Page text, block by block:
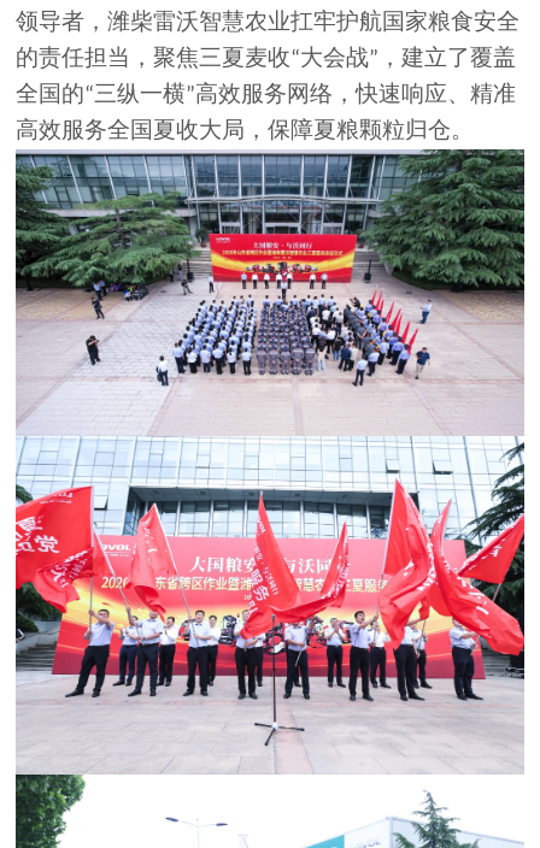
领导者，潍柴雷沃智慧农业扛牢护航国家粮食安全
的责任担当，聚焦三夏麦收“大会战” ，建立了覆盖
全国的“三纵一横”高效服务网络，快速响应、精准
高效服务全国夏收大局，保障夏粮颗粒归仓。